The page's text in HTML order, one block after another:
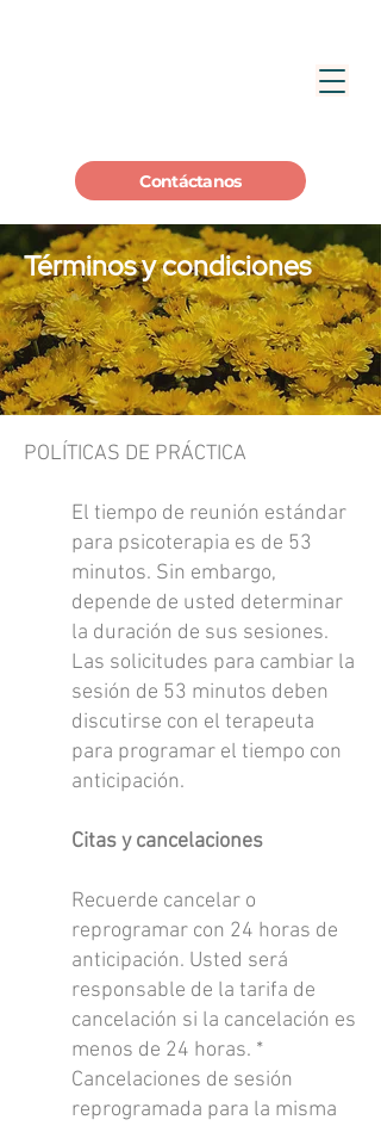
Contáctanos
Términos y condiciones
POLÍTICAS DE PRÁCTICA
El tiempo de reunión estándar
para psicoterapia es de 53
minutos. Sin embargo,
depende de usted determinar
la duración de sus sesiones.
Las solicitudes para cambiar la
sesión de 53 minutos deben
discutirse con el terapeuta
para programar el tiempo con
anticipación.
Citas y cancelaciones
Recuerde cancelar o
reprogramar con 24 horas de
anticipación. Usted será
responsable de la tarifa de
cancelación si la cancelación es
menos de 24 horas. *
Cancelaciones de sesión
reprogramada para la misma